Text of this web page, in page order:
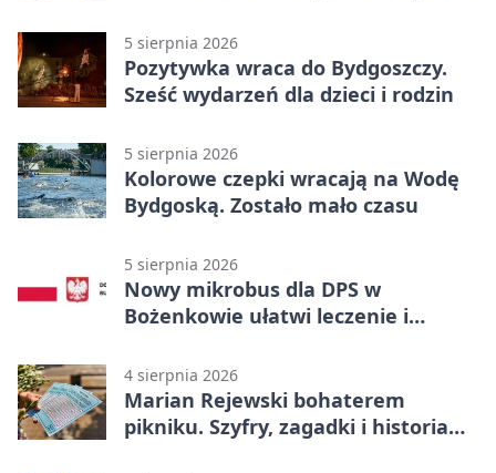
5 sierpnia 2026
Pozytywka wraca do Bydgoszczy.
Sześć wydarzeń dla dzieci i rodzin
5 sierpnia 2026
Kolorowe czepki wracają na Wodę
Bydgoską. Zostało mało czasu
5 sierpnia 2026
Nowy mikrobus dla DPS w
Bożenkowie ułatwi leczenie i
4 sierpnia 2026
Marian Rejewski bohaterem
pikniku. Szyfry, zagadki i historia